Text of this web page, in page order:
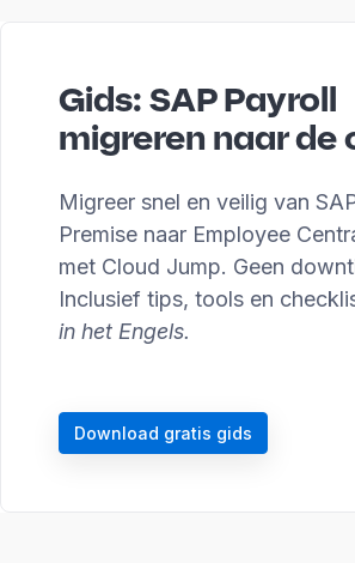
Gids: SAP Payroll
migreren naar de
Migreer snel en veilig van
Premise naar Employee
met Cloud Jump. Geen
Inclusief tips, tools en
in het Engels.
Download gratis gids